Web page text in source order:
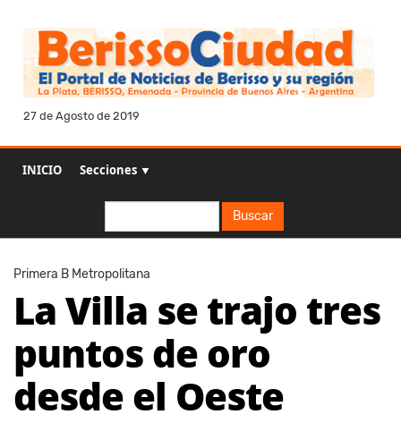
27 de Agosto de 2019
INICIO Secciones ▼
Buscar
Primera B Metropolitana
La Villa se trajo tres
puntos de oro
desde el Oeste